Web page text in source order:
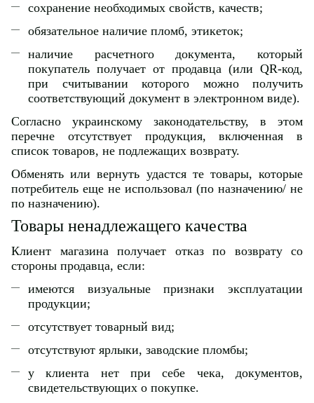
сохранение необходимых свойств, качеств;
обязательное наличие пломб, этикеток;
наличие расчетного документа, который
покупатель получает от продавца (или QR-код,
при считывании которого можно получить
соответствующий документ в электронном виде).
Согласно украинскому законодательству, в этом
перечне отсутствует продукция, включенная в
список товаров, не подлежащих возврату.
Обменять или вернуть удастся те товары, которые
потребитель еще не использовал (по назначению/ не
по назначению).
Товары ненадлежащего качества
Клиент магазина получает отказ по возврату со
стороны продавца, если:
имеются визуальные признаки эксплуатации
продукции;
отсутствует товарный вид;
отсутствуют ярлыки, заводские пломбы;
у клиента нет при себе чека, документов,
свидетельствующих о покупке.